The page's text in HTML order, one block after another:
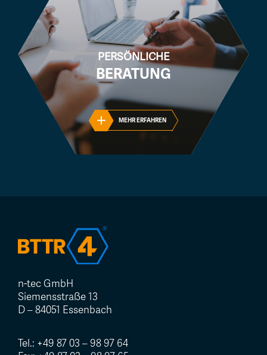
PERSÖNLICHE
BERATUNG
MEHR ERFAHREN
n-tec GmbH
Siemensstraße 13
D – 84051 Essenbach
Tel.: +49 87 03 – 98 97 64